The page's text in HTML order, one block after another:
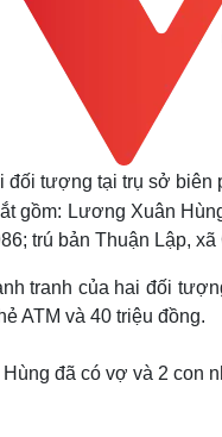
Tình yêu - Gia
đối tượng tại trụ sở biên
gồm: Lương Xuân
trú bản Thuận Lập,
tranh của hai đối
ATM và 40 triệu đồng.
đã có vợ và 2 con